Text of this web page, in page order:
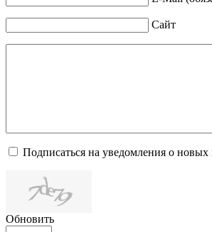
Сайт
Подписаться на уведомления о новых
Обновить